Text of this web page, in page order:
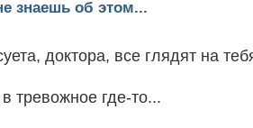
знаешь об этом...
доктора, все глядят на
тревожное где-то...